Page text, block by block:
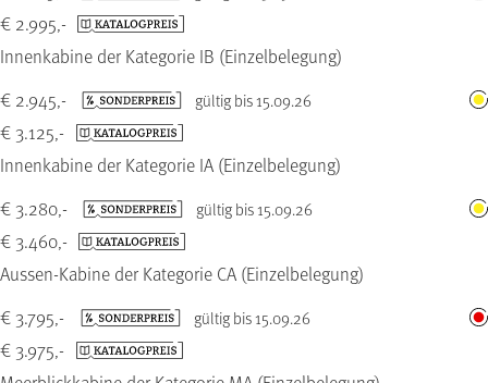
Innenkabine der Kategorie IB (Einzelbelegung)
€ 2.995,-
Innenkabine der Kategorie IA (Einzelbelegung)
€ 2.945,- gültig bis 15.09.26
€ 3.125,-
Aussen-Kabine der Kategorie CA (Einzelbelegung)
€ 3.280,- gültig bis 15.09.26
€ 3.460,-
€ 3.795,- gültig bis 15.09.26
€ 3.975,-